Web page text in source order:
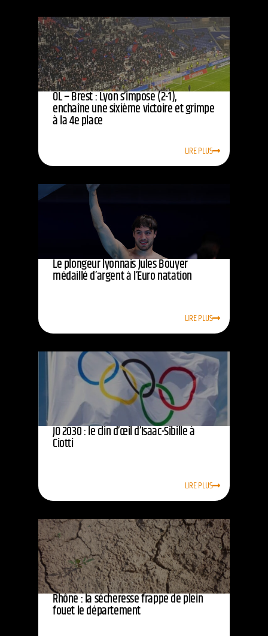
OL – Brest : Lyon s’impose (2-1),
enchaîne une sixième victoire et grimpe
à la 4e place
LIRE PLUS
Le plongeur lyonnais Jules Bouyer
médaillé d’argent à l’Euro natation
LIRE PLUS
JO 2030 : le clin d’œil d’Isaac-Sibille à
Ciotti
LIRE PLUS
Rhône : la sécheresse frappe de plein
fouet le département